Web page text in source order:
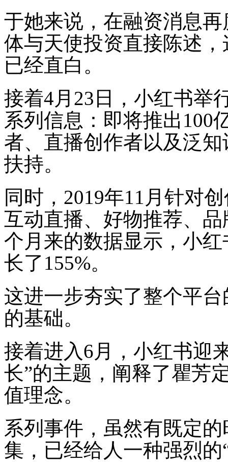
于她来说，在融资消息
体与天使投资直接陈述
已经直白。
接着4月23日，小红书举
系列信息：即将推出100
者、直播创作者以及泛
扶持。
同时，2019年11月针对
互动直播、好物推荐、
个月来的数据显示，小
长了155%。
这进一步夯实了整个平
的基础。
接着进入6月，小红书迎
长”的主题，阐释了瞿芳
值理念。
系列事件，虽然有既定
集，已经给人一种强烈的